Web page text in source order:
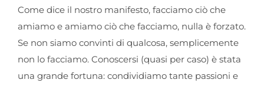
Come dice il nostro manifesto, facciamo ciò che
amiamo e amiamo ciò che facciamo, nulla è forzato.
Se non siamo convinti di qualcosa, semplicemente
non lo facciamo. Conoscersi (quasi per caso) è stata
una grande fortuna: condividiamo tante passioni e